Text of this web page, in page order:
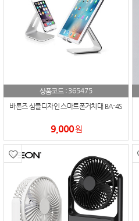
상품코드 : 365475
바톤즈 심플디자인 스마트폰거치대 BA-4S
9,000원